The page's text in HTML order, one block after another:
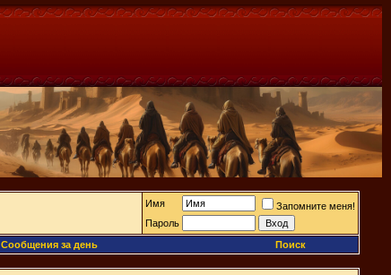
Имя
Запомните меня!
Пароль
Сообщения за день Поиск